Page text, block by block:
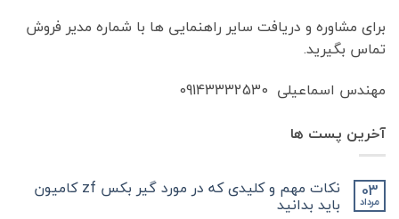
برای مشاوره و دریافت سایر راهنمایی ها با شماره مدیر فروش
تماس بگیرید.
مهندس اسماعیلی 09143332530
آخرین پست ها
03
مرداد
نکات مهم و کلیدی که در مورد گیر بکس zf کامیون
باید بدانید